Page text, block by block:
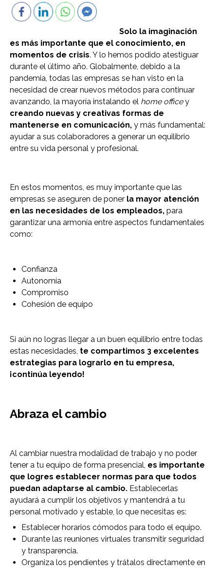
Solo la imaginación
es más importante que el conocimiento, en
momentos de crisis. Y lo hemos podido atestiguar
durante el último año. Globalmente, debido a la
pandemia, todas las empresas se han visto en la
necesidad de crear nuevos métodos para continuar
avanzando, la mayoría instalando el home officey
creando nuevas y creativas formas de
mantenerse en comunicación, y más fundamental:
ayudar a sus colaboradores a generar un equilibrio
entre su vida personal y profesional.
En estos momentos, es muy importante que las
empresas se aseguren de poner la mayor atención
en las necesidades de los empleados, para
garantizar una armonía entre aspectos fundamentales
como:
Confianza
Autonomía
Compromiso
Cohesión de equipo
Si aún no logras llegar a un buen equilibrio entre todas
estas necesidades, te compartimos 3 excelentes
estrategias para lograrlo en tu empresa,
¡continúa leyendo!
Abraza el cambio
Al cambiar nuestra modalidad de trabajo y no poder
tener a tu equipo de forma presencial, es importante
que logres establecer normas para que todos
puedan adaptarse al cambio. Establecerlas
ayudará a cumplir los objetivos y mantendrá a tu
personal motivado y estable, lo que necesitas es:
Establecer horarios cómodos para todo el equipo.
Durante las reuniones virtuales transmitir seguridad
y transparencia.
Organiza los pendientes y trátalos directamente en